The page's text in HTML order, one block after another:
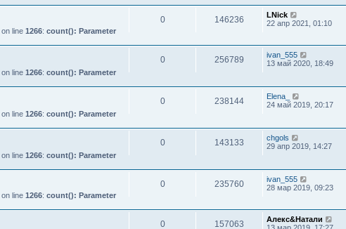
on line 1266: count(): Parameter
0 146236
LNick
22 апр 2021, 01:10
on line 1266: count(): Parameter
0 256789
ivan_555
13 май 2020, 18:49
on line 1266: count(): Parameter
0 238144
Elena_
24 май 2019, 20:17
on line 1266: count(): Parameter
0 143133
chgols
29 апр 2019, 14:27
on line 1266: count(): Parameter
0 235760
ivan_555
28 мар 2019, 09:23
0 157063
Алекс&Натали